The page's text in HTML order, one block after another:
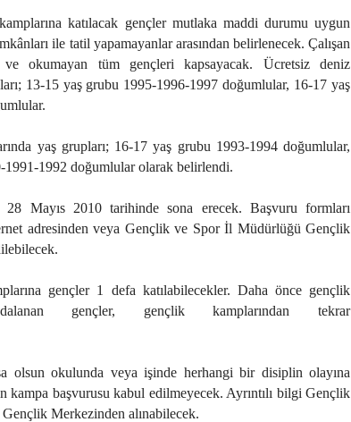
katılacak gençler mutlaka maddi durumu uygun
ile tatil yapamayanlar arasından belirlenecek. Çalışan
ve okumayan tüm gençleri kapsayacak. Ücretsiz deniz
13-15 yaş grubu 1995-1996-1997 doğumlular, 16-17 yaş
yaş grupları; 16-17 yaş grubu 1993-1994 doğumlular,
1991-1992 doğumlular olarak belirlendi.
28 Mayıs 2010 tarihinde sona erecek. Başvuru formları
adresinden veya Gençlik ve Spor İl Müdürlüğü Gençlik
gençler 1 defa katılabilecekler. Daha önce gençlik
gençler, gençlik kamplarından tekrar
olsun okulunda veya işinde herhangi bir disiplin olayına
kampa başvurusu kabul edilmeyecek. Ayrıntılı bilgi Gençlik
Merkezinden alınabilecek.